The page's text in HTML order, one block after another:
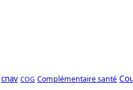
cnav COG Complémentaire santé